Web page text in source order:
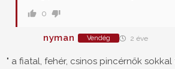
0
nyman Vendég 2 éve
" a fiatal, fehér, csinos pincérnők